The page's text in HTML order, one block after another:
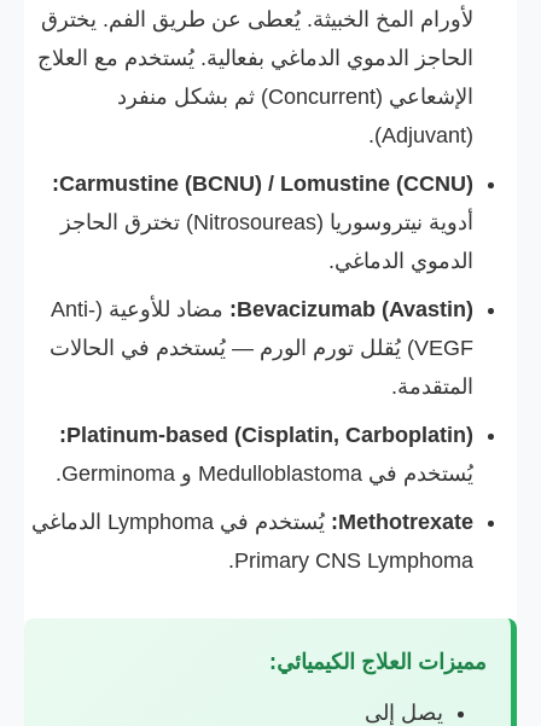
لأورام المخ الخبيثة. يُعطى عن طريق الفم. يخترق
الحاجز الدموي الدماغي بفعالية. يُستخدم مع العلاج
الإشعاعي (Concurrent) ثم بشكل منفرد
(Adjuvant).
Carmustine (BCNU) / Lomustine (CCNU):
أدوية نيتروسوريا (Nitrosoureas) تخترق الحاجز
الدموي الدماغي.
Bevacizumab (Avastin):
مضاد للأوعية (Anti-
VEGF) يُقلل تورم الورم — يُستخدم في الحالات
المتقدمة.
Platinum-based (Cisplatin, Carboplatin):
يُستخدم في Medulloblastoma و Germinoma.
Methotrexate:
يُستخدم في Lymphoma الدماغي
Primary CNS Lymphoma.
مميزات العلاج الكيميائي:
يصل إلى